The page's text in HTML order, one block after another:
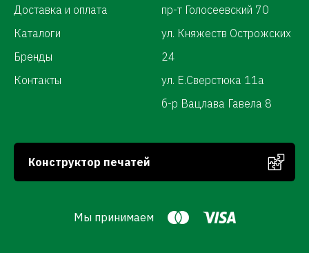
Доставка и оплата
Каталоги
Бренды
Контакты
пр-т Голосеевский 70
ул. Княжеств Острожских
24
ул. Е.Сверстюка 11а
б-р Вацлава Гавела 8
Конструктор печатей
Мы принимаем